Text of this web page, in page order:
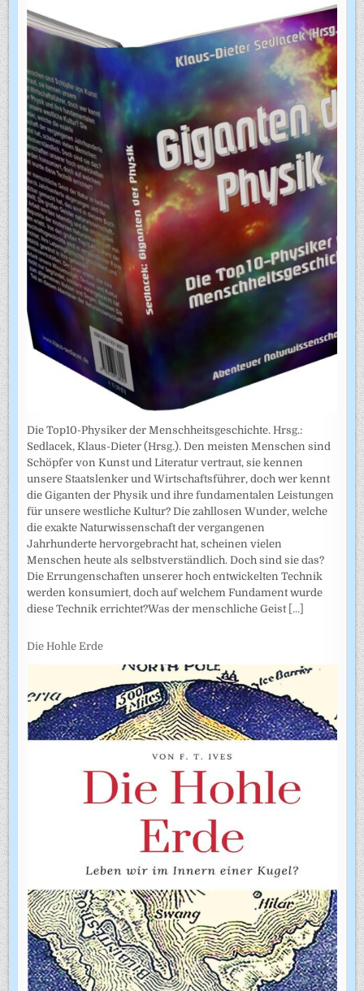
Die Top10-Physiker der Menschheitsgeschichte. Hrsg.:
Sedlacek, Klaus-Dieter (Hrsg.). Den meisten Menschen sind
Schöpfer von Kunst und Literatur vertraut, sie kennen
unsere Staatslenker und Wirtschaftsführer, doch wer kennt
die Giganten der Physik und ihre fundamentalen Leistungen
für unsere westliche Kultur? Die zahllosen Wunder, welche
die exakte Naturwissenschaft der vergangenen
Jahrhunderte hervorgebracht hat, scheinen vielen
Menschen heute als selbstverständlich. Doch sind sie das?
Die Errungenschaften unserer hoch entwickelten Technik
werden konsumiert, doch auf welchem Fundament wurde
diese Technik errichtet?Was der menschliche Geist [...]
Die Hohle Erde